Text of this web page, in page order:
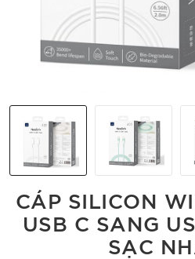
CÁP SILICON
USB C SANG
SẠC